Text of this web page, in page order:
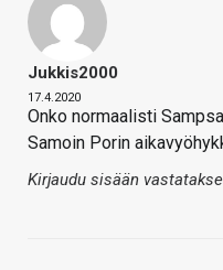
Jukkis2000
17.4.2020
Onko normaalisti
Samoin Porin
Kirjaudu sisään